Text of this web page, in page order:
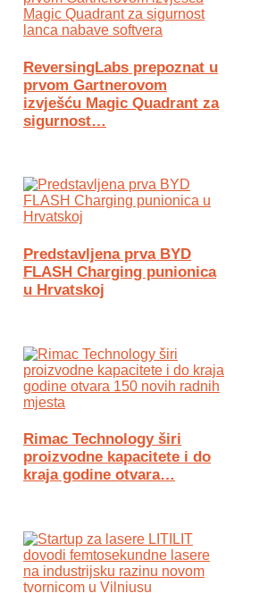
ReversingLabs prepoznat u
prvom Gartnerovom
izvješću Magic Quadrant za
sigurnost…
Predstavljena prva BYD
FLASH Charging punionica
u Hrvatskoj
Rimac Technology širi
proizvodne kapacitete i do
kraja godine otvara…